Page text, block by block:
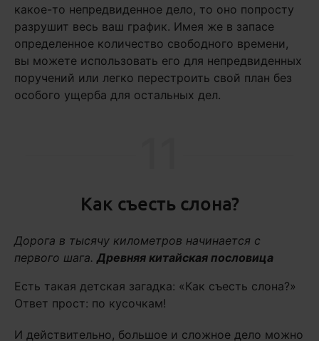
какое-то непредвиденное дело, то оно попросту
разрушит весь ваш график. Имея же в запасе
определенное количество свободного времени,
вы можете использовать его для непредвиденных
поручений или легко перестроить свой план без
особого ущерба для остальных дел.
Как съесть слона?
Дорога в тысячу километров начинается с
первого шага. Древняя китайская пословица
Есть такая детская загадка: «Как съесть слона?»
Ответ прост: по кусочкам!
И действительно, большое и сложное дело можно